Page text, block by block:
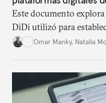
Este documento
DiDi utilizó para
latinoamericanos,
Omar Manky, Natalia